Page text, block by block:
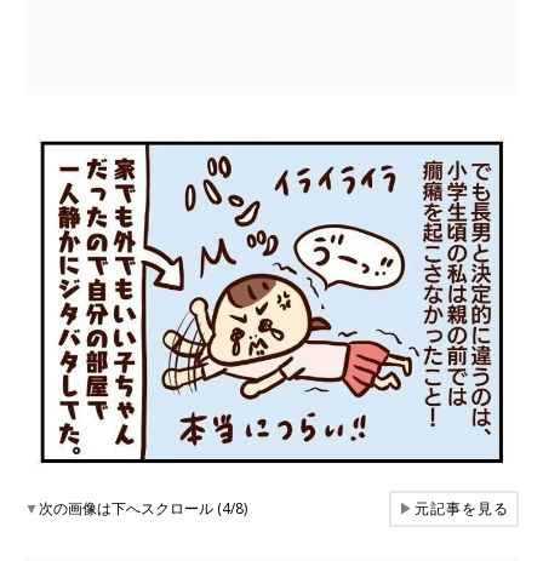
▼次の画像は下へスクロール (4/8) ▶元記事を見る